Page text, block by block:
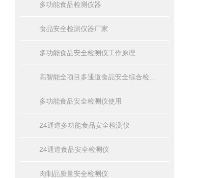
多功能食品检测仪器
食品安全检测仪器厂家
多功能食品安全检测仪工作原理
多功能食品安全检测仪使用
24通道多功能食品安全检测仪
24通道食品安全检测仪
肉制品质量安全检测仪